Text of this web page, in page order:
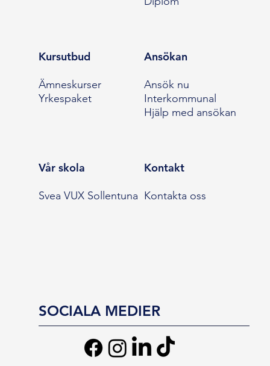
Kursutbud
Ämneskurser
Yrkespaket
Ansökan
Ansök nu
Interkommunal
Hjälp med ansökan
Vår skola
Svea VUX Sollentuna
Kontakt
Kontakta oss
SOCIALA MEDIER